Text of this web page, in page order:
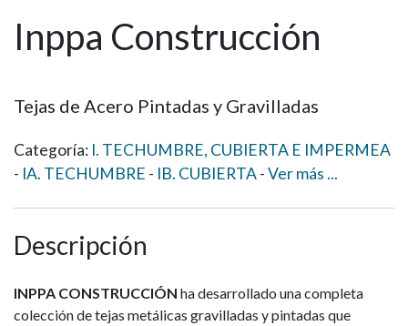
Inppa Construcción
Tejas de Acero Pintadas y Gravilladas
Categoría: I. TECHUMBRE, CUBIERTA E IMPERMEA
IA. TECHUMBRE
IB. CUBIERTA Vermás...
Descripción
INPPA CONSTRUCCIÓN ha desarrollado una completa
colección de tejas metálicas gravilladas y pintadas que